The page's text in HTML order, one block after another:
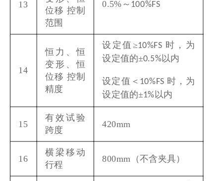
13
位移 控制
范围
0.5%～ 100%FS
14
恒力、恒
变形、恒
位移 控制
精度
设定值≥10%FS 时，为
设定值的±0.5%以内
设定值＜ 10%FS 时，为
设定值的±1% 以内
15
有效试验
跨度
420mm
16
横梁移动
行程
800mm （不含夹具）